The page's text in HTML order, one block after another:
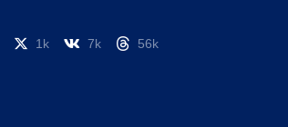
1k 7k 56k